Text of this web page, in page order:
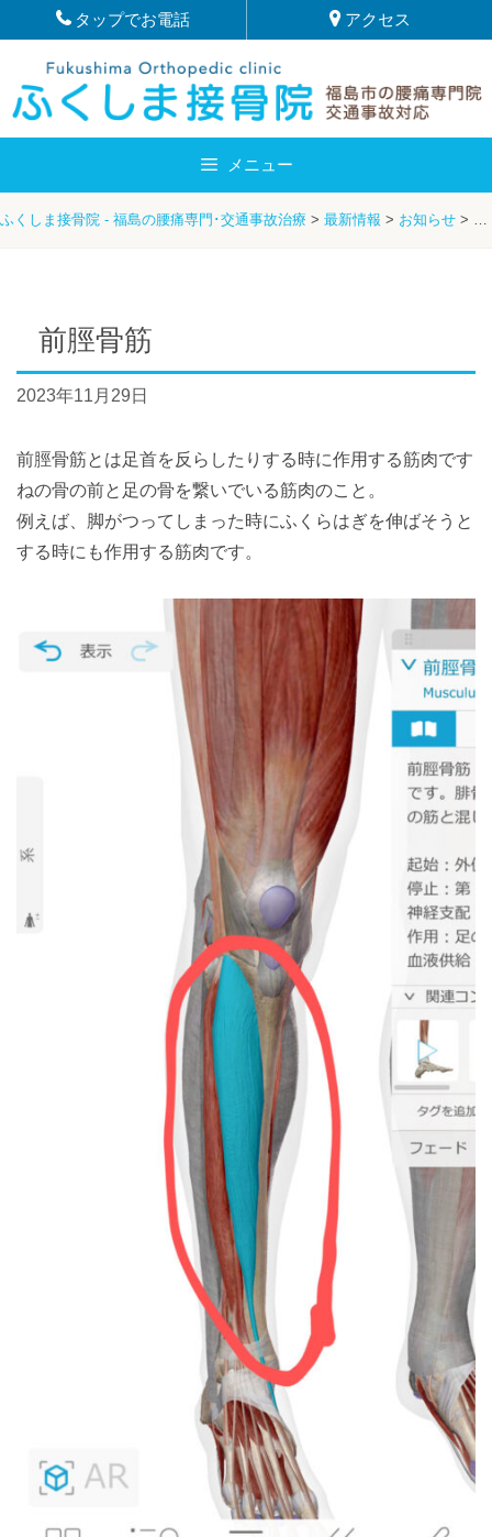
to
content
タップでお電話 アクセス
メニュー
ふくしま接骨院 - 福島の腰痛専門･交通事故治療 > 最新情報 > お知らせ > 前
前脛骨筋
2023年11月29日
前脛骨筋とは足首を反らしたりする時に作用する筋肉です
ねの骨の前と足の骨を繋いでいる筋肉のこと。
例えば、脚がつってしまった時にふくらはぎを伸ばそうと
する時にも作用する筋肉です。